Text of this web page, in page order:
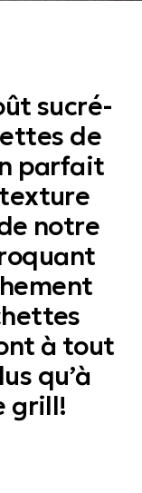
sucré-
de
parfait
notre
à tout
qu’à
grill!